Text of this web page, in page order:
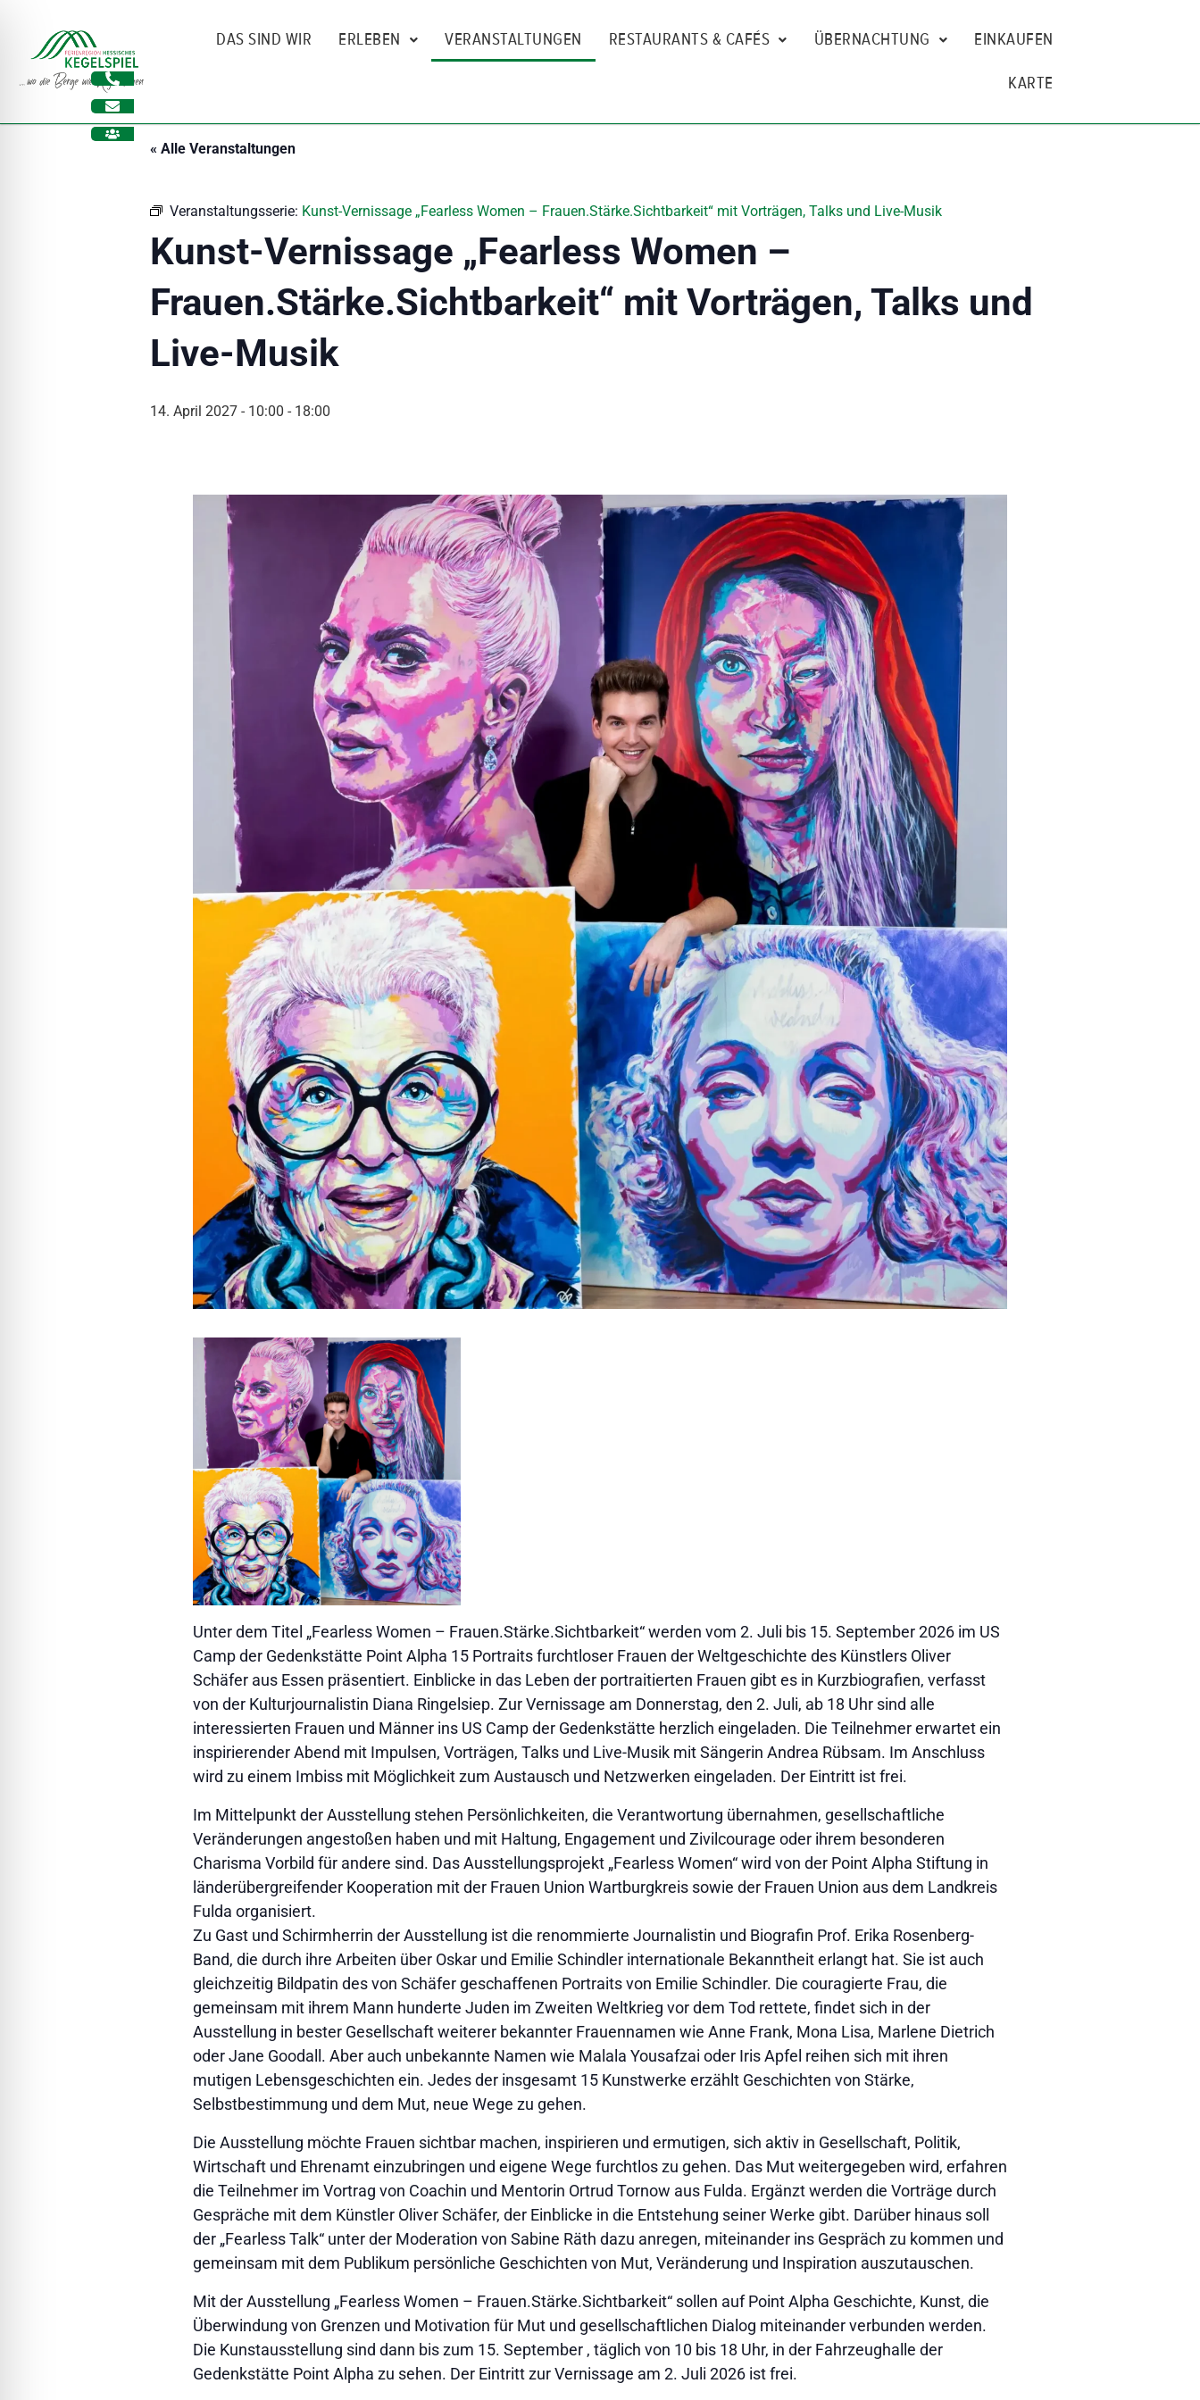
springen
DAS SIND WIR ERLEBEN VERANSTALTUNGEN RESTAURANTS & CAFÉS ÜBERNACHTUNG EINKAUFEN
KARTE
« Alle Veranstaltungen
Veranstaltungsserie: Kunst-Vernissage „Fearless Women – Frauen.Stärke.Sichtbarkeit“ mit Vorträgen, Talks und Live-Musik
Kunst-Vernissage „Fearless Women –
Frauen.Stärke.Sichtbarkeit“ mit Vorträgen, Talks und
Live-Musik
14. April 2027 - 10:00 - 18:00
Unter dem Titel „Fearless Women – Frauen.Stärke.Sichtbarkeit“ werden vom 2. Juli bis 15. September 2026 im US
Camp der Gedenkstätte Point Alpha 15 Portraits furchtloser Frauen der Weltgeschichte des Künstlers Oliver
Schäfer aus Essen präsentiert. Einblicke in das Leben der portraitierten Frauen gibt es in Kurzbiografien, verfasst
von der Kulturjournalistin Diana Ringelsiep. Zur Vernissage am Donnerstag, den 2. Juli, ab 18 Uhr sind alle
interessierten Frauen und Männer ins US Camp der Gedenkstätte herzlich eingeladen. Die Teilnehmer erwartet ein
inspirierender Abend mit Impulsen, Vorträgen, Talks und Live-Musik mit Sängerin Andrea Rübsam. Im Anschluss
wird zu einem Imbiss mit Möglichkeit zum Austausch und Netzwerken eingeladen. Der Eintritt ist frei.
Im Mittelpunkt der Ausstellung stehen Persönlichkeiten, die Verantwortung übernahmen, gesellschaftliche
Veränderungen angestoßen haben und mit Haltung, Engagement und Zivilcourage oder ihrem besonderen
Charisma Vorbild für andere sind. Das Ausstellungsprojekt „Fearless Women“ wird von der Point Alpha Stiftung in
länderübergreifender Kooperation mit der Frauen Union Wartburgkreis sowie der Frauen Union aus dem Landkreis
Fulda organisiert.
Zu Gast und Schirmherrin der Ausstellung ist die renommierte Journalistin und Biografin Prof. Erika Rosenberg-
Band, die durch ihre Arbeiten über Oskar und Emilie Schindler internationale Bekanntheit erlangt hat. Sie ist auch
gleichzeitig Bildpatin des von Schäfer geschaffenen Portraits von Emilie Schindler. Die couragierte Frau, die
gemeinsam mit ihrem Mann hunderte Juden im Zweiten Weltkrieg vor dem Tod rettete, findet sich in der
Ausstellung in bester Gesellschaft weiterer bekannter Frauennamen wie Anne Frank, Mona Lisa, Marlene Dietrich
oder Jane Goodall. Aber auch unbekannte Namen wie Malala Yousafzai oder Iris Apfel reihen sich mit ihren
mutigen Lebensgeschichten ein. Jedes der insgesamt 15 Kunstwerke erzählt Geschichten von Stärke,
Selbstbestimmung und dem Mut, neue Wege zu gehen.
Die Ausstellung möchte Frauen sichtbar machen, inspirieren und ermutigen, sich aktiv in Gesellschaft, Politik,
Wirtschaft und Ehrenamt einzubringen und eigene Wege furchtlos zu gehen. Das Mut weitergegeben wird, erfahren
die Teilnehmer im Vortrag von Coachin und Mentorin Ortrud Tornow aus Fulda. Ergänzt werden die Vorträge durch
Gespräche mit dem Künstler Oliver Schäfer, der Einblicke in die Entstehung seiner Werke gibt. Darüber hinaus soll
der „Fearless Talk“ unter der Moderation von Sabine Räth dazu anregen, miteinander ins Gespräch zu kommen und
gemeinsam mit dem Publikum persönliche Geschichten von Mut, Veränderung und Inspiration auszutauschen.
Mit der Ausstellung „Fearless Women – Frauen.Stärke.Sichtbarkeit“ sollen auf Point Alpha Geschichte, Kunst, die
Überwindung von Grenzen und Motivation für Mut und gesellschaftlichen Dialog miteinander verbunden werden.
Die Kunstausstellung sind dann bis zum 15. September , täglich von 10 bis 18 Uhr, in der Fahrzeughalle der
Gedenkstätte Point Alpha zu sehen. Der Eintritt zur Vernissage am 2. Juli 2026 ist frei.